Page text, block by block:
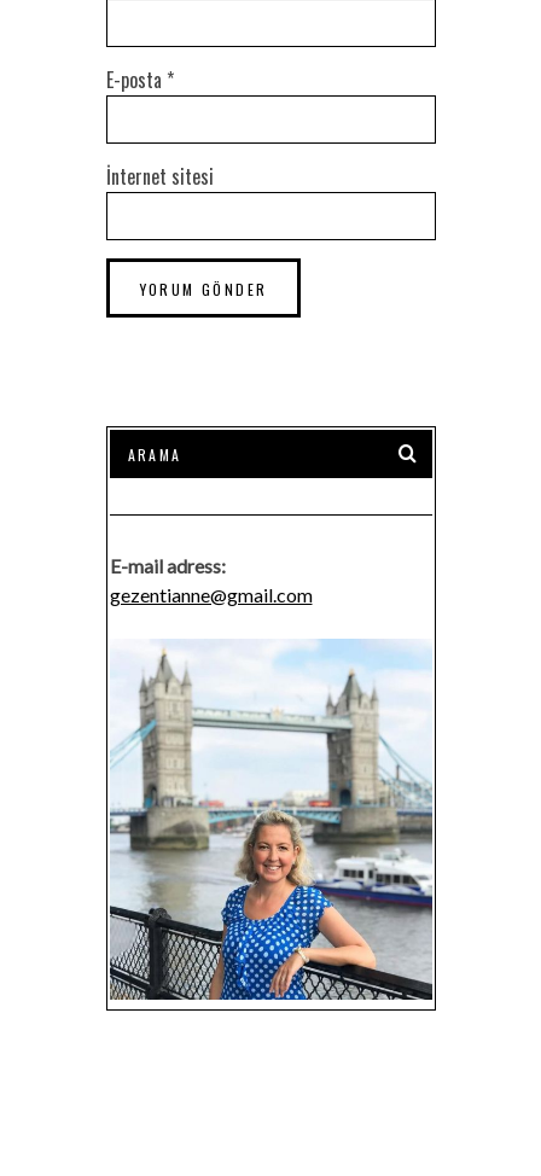
E-posta *
İnternet sitesi
E-mail adress:
gezentianne@gmail.com